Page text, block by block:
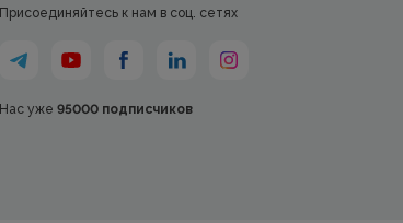
Присоединяйтесь к нам в соц. сетях
Нас уже 95000 подписчиков